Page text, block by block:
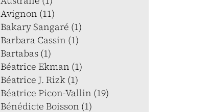
Avignon (11)
Bakary Sangaré (1)
Barbara Cassin (1)
Bartabas (1)
Béatrice Ekman (1)
Béatrice J. Rizk (1)
Béatrice Picon-Vallin (19)
Bénédicte Boisson (1)